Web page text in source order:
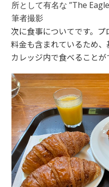
所として有名な ”The
筆者撮影
次に食事についてです。
料金も含まれているため
カレッジ内で食べることが